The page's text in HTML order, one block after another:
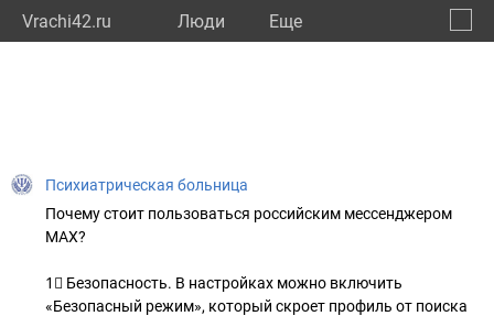
Vrachi42.ru Люди Eще
Психиатрическая больница
Почему стоит пользоваться российским мессенджером
МАХ?
1⃣ Безопасность. В настройках можно включить
«Безопасный режим», который скроет профиль от поиска